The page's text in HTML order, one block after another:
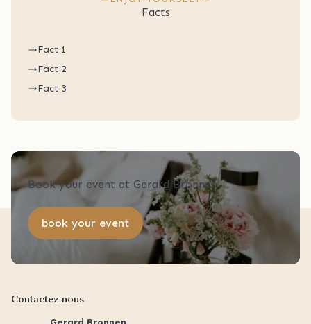
Facts
Fact 1
Fact 2
Fact 3
Book your event at Gerard Bronnen
book your event
Contactez nous